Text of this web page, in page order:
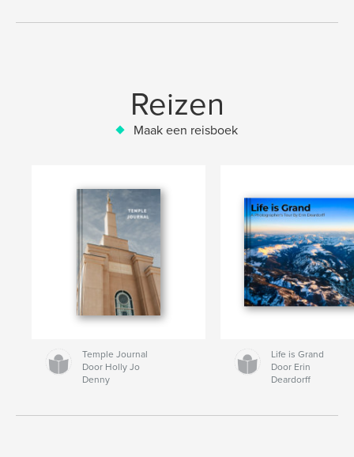
Reizen
Maak een reisboek
Temple Journal
Door Holly Jo
Denny
Life is Grand
Door Erin
Deardorff